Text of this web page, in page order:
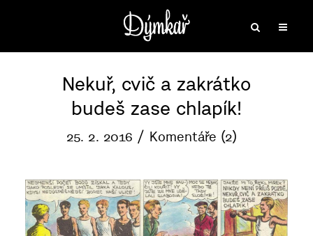
Nekuř, cvič a zakrátko
budeš zase chlapík!
25. 2. 2016 Komentáře (2)